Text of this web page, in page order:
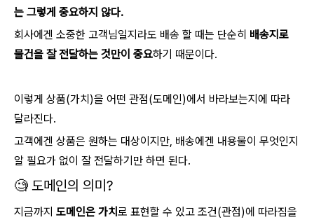
는 그렇게 중요하지 않다.
회사에겐 소중한 고객님일지라도 배송 할 때는 단순히 배송지로
물건을 잘 전달하는 것만이 중요하기 때문이다.
이렇게 상품(가치)을 어떤 관점(도메인)에서 바라보는지에 따라
달라진다.
고객에겐 상품은 원하는 대상이지만, 배송에겐 내용물이 무엇인지
알 필요가 없이 잘 전달하기만 하면 된다.
🧐 도메인의 의미?
지금까지 도메인은 가치로 표현할 수 있고 조건(관점)에 따라짐을